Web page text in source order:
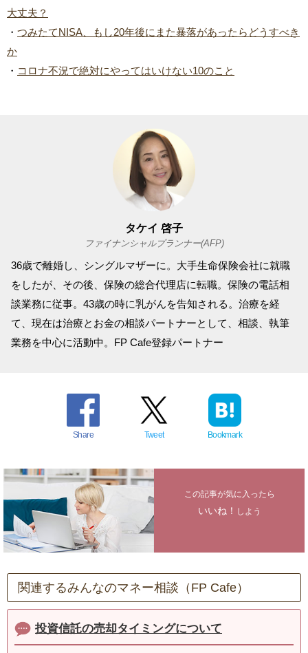
大丈夫？
・ つみたてNISA、もし20年後にまた暴落があったらどうすべき
か
・ コロナ不況で絶対にやってはいけない10のこと
タケイ 啓子
ファイナンシャルプランナー(AFP)
36歳で離婚し、シングルマザーに。大手生命保険会社に就職
をしたが、その後、保険の総合代理店に転職。保険の電話相
談業務に従事。43歳の時に乳がんを告知される。治療を経
て、現在は治療とお金の相談パートナーとして、相談、執筆
業務を中心に活動中。FP Cafe登録パートナー
Share Tweet Bookmark
この記事が気に入ったら
いいね！ しよう
関連するみんなのマネー相談（FP Cafe）
投資信託の売却タイミングについて